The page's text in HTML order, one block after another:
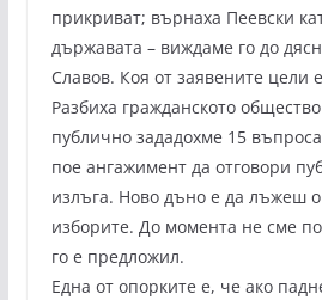
прикриват; върнаха Пеевски
държавата – виждаме го до
Славов. Коя от заявените цели
Разбиха гражданското
публично зададохме 15
пое ангажимент да отговори
излъга. Ново дъно е да лъжеш
изборите. До момента не сме
го е предложил.
Една от опорките е, че ако